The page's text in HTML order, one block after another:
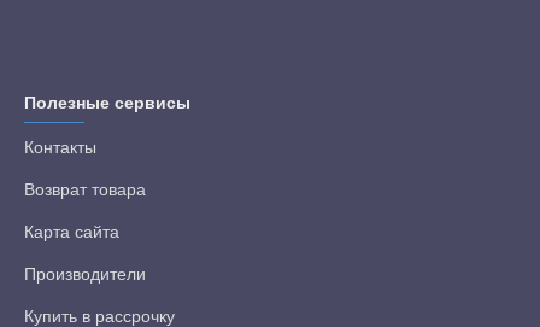
Полезные сервисы
Контакты
Возврат товара
Карта сайта
Производители
Купить в рассрочку